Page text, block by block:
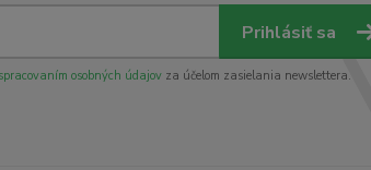
Prihlásiť sa
spracovaním osobných údajovza účelom zasielania newslettera.